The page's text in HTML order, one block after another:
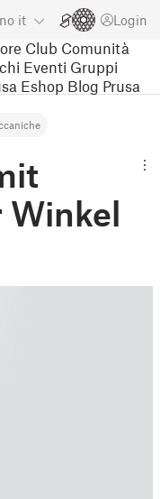
it Login
Club Comunità
Eventi Gruppi
Eshop Blog Prusa
Winkel